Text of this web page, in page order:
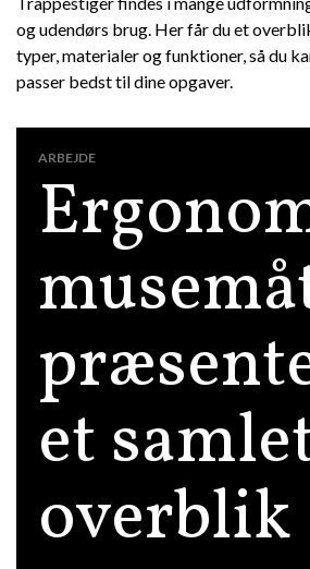
og udendørs brug. Her får du et
typer, materialer og funktioner, så du
passer bedst til dine opgaver.
et
overblik
ARBEJDE